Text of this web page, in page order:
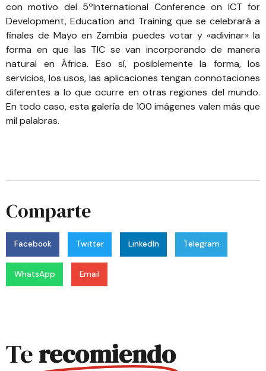
con motivo del 5ºInternational Conference on ICT for
Development, Education and Training que se celebrará a
finales de Mayo en Zambia puedes votar y «adivinar» la
forma en que las TIC se van incorporando de manera
natural en África. Eso sí, posiblemente la forma, los
servicios, los usos, las aplicaciones tengan connotaciones
diferentes a lo que ocurre en otras regiones del mundo.
En todo caso, esta galería de 100 imágenes valen más que
mil palabras.
Comparte
Facebook Twitter LinkedIn Telegram
WhatsApp Email
Terecomiendo